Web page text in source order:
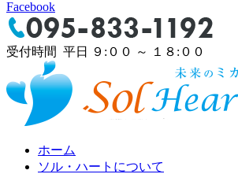
Facebook
受付時間 平日 ９:００ ～ １８:００
ホーム
ソル・ハートについて